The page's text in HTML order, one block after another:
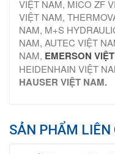
VIỆT NAM, MICO ZF
VIỆT NAM,
NAM, M+S
NAM, AUTEC VIỆT
NAM, EMERSON
HEIDENHAIN VIỆT
HAUSER VIỆT NAM.
SẢN PHẨM LIÊN